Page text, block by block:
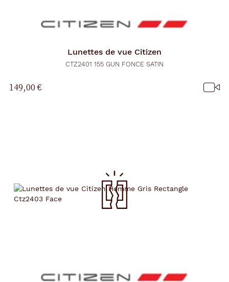
Lunettes de vue Citizen
CTZ2401 155 GUN FONCE SATIN
149,00 €